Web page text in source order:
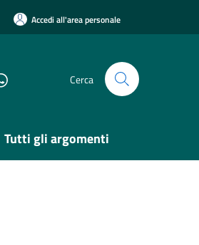
Accedi all'area personale
Cerca
Tutti gli argomenti